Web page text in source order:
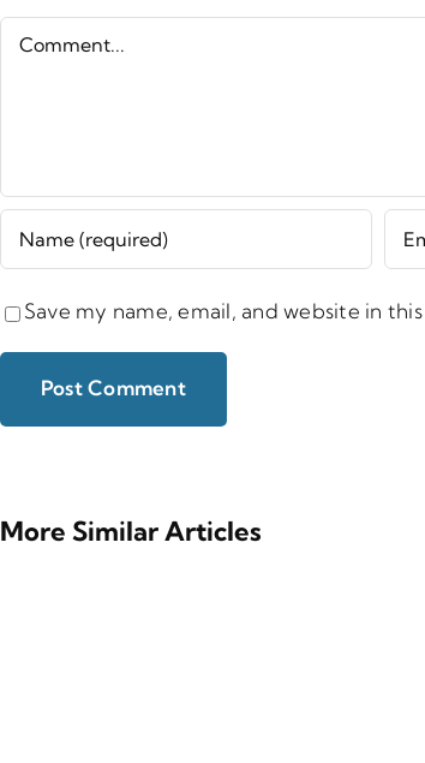
Comment
Save my name, email, and website in
More Similar Articles